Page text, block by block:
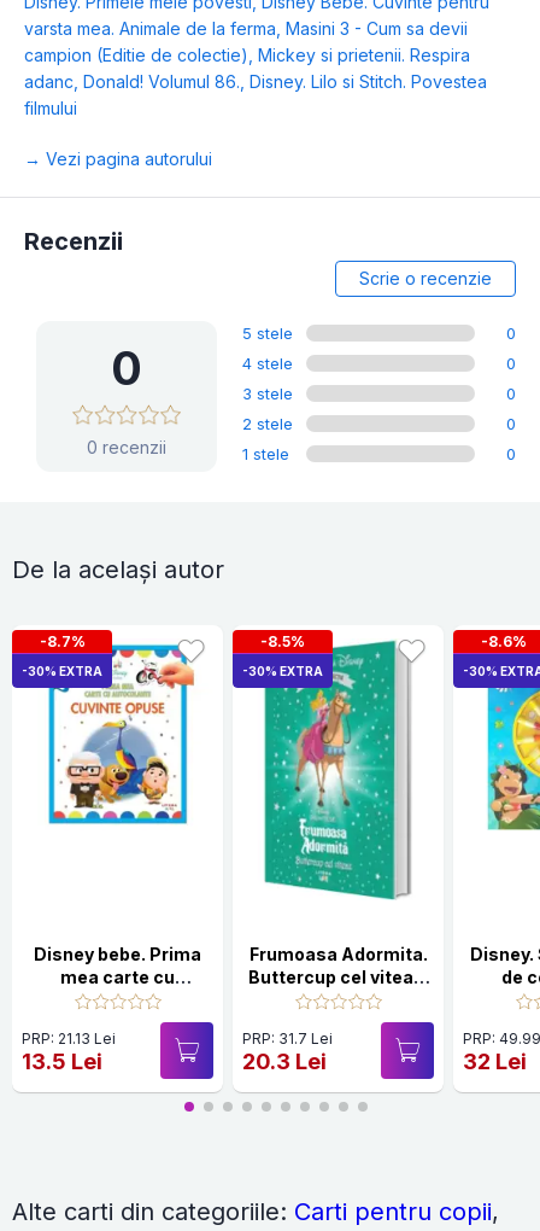
varsta mea. Animale de la ferma Masini 3 - Cum sa devii
campion (Editie de colectie) Mickey si prietenii. Respira
adanc, Donald! Volumul 86. Disney. Lilo si Stitch. Povestea
filmului
→ Vezi pagina autorului
Recenzii
Scrie o recenzie
0
0 recenzii
5 stele
0
4 stele
0
3 stele
0
2 stele
0
1 stele
0
De la același autor
-8.7%
-30% EXTRA
Disney bebe. Prima
mea carte cu
autocolante. Cuvinte
PRP: 21.13 Lei
13.5 Lei
-8.5%
-30% EXTRA
Frumoasa Adormita.
Buttercup cel viteaz.
Volumul 85.
PRP: 31.7 Lei
20.3 Lei
-8.6%
-30%
de
PRP:
32 Lei
Alte carti din categoriile: Carti pentru copii,